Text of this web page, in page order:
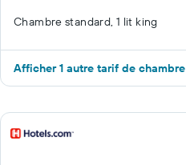
Chambre standard, 1 lit king
Afficher 1 autre tarif de chambre